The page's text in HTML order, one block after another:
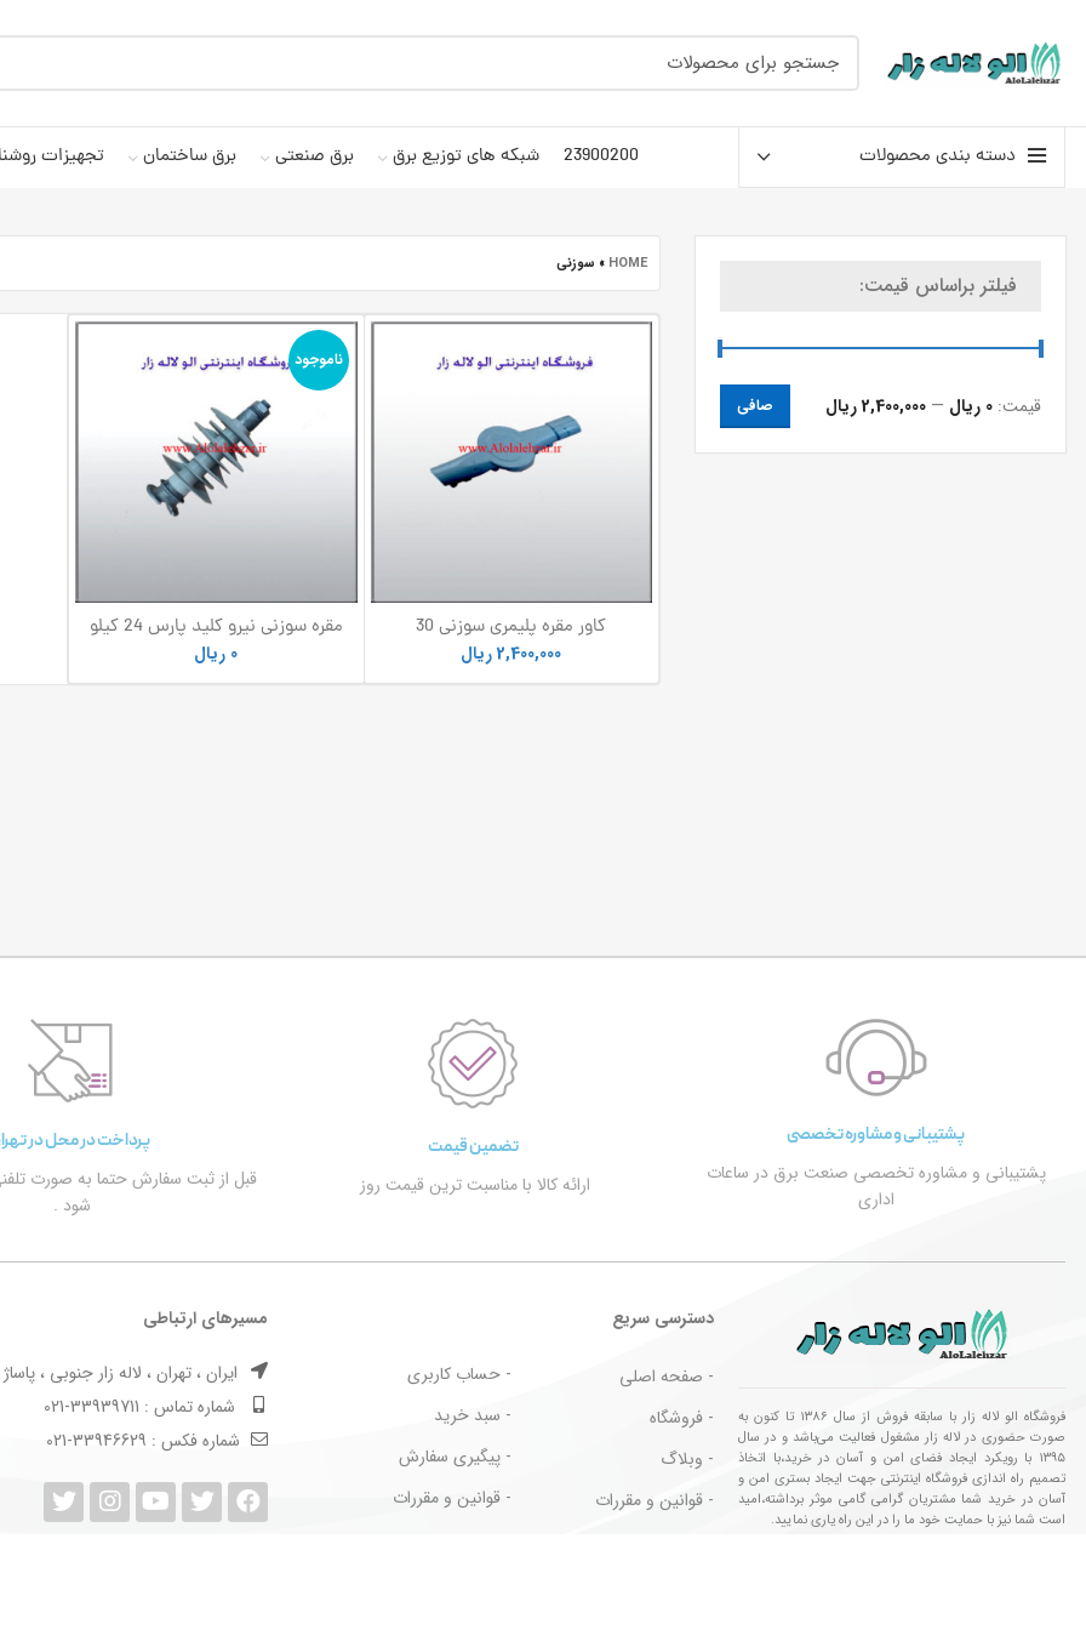
دسته بندی محصولات 23900200 شبکه های توزیع برق برق صنعتی برق ساختمان تجهیزات
فیلتر براساس قیمت:
صافی قيمت: 0 ریال — 2,400,000 ریال
HOME
» سوزنی
کاور مقره پلیمری سوزنی 30
سانتیمتری کیان بسپار صفاهان
2,400,000ریال
ناموجود
مقره سوزنی نیرو کلید پارس 24 کیلو
ولت 7 چترک
0 ریال
پشتیبانی و مشاوره تخصصی
پشتیبانی و مشاوره تخصصی صنعت برق در ساعات
اداری
تضمین قیمت
ارائه کالا با مناسبت ترین قیمت روز
پرداخت در محل در
قبل از ثبت سفارش حتما به صورت
شود .
فروشگاه الو لاله زار با سابقه فروش از سال ۱۳۸۶ تا کنون به
صورت حضوری در لاله زار مشغول فعالیت می‌باشد و در سال
۱۳۹۵ با رویکرد ایجاد فضای امن و آسان در خرید،با اتخاذ
تصمیم راه اندازی فروشگاه اینترنتی جهت ایجاد بستری امن و
آسان در خرید شما مشتریان گرامی گامی موثر برداشته،امید
است شما نیز با حمایت خود ما را در این راه یاری نمایید.
دسترسی سریع
- صفحه اصلی
- فروشگاه
- وبلاگ
- قوانین و مقررات
- حساب کاربری
- سبد خرید
- پیگیری سفارش
- قوانین و مقررات
مسیرهای ارتباطی
ایران ، تهران ، لاله زار جنوبی ، پاساژ
شماره تماس : 33939711-021
شماره فکس : 33946629-021